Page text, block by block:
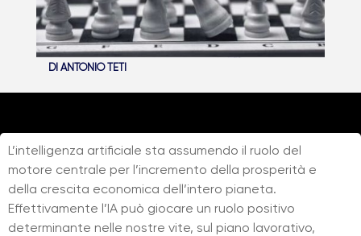
DI ANTONIO TETI
L’intelligenza artificiale sta assumendo il ruolo del
motore centrale per l’incremento della prosperità e
della crescita economica dell’intero pianeta.
Effettivamente l’IA può giocare un ruolo positivo
determinante nelle nostre vite, sul piano lavorativo,